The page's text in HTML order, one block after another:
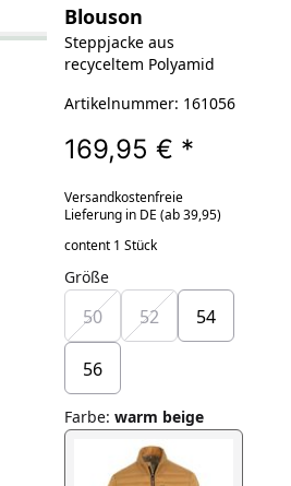
Blouson
Steppjacke aus
recyceltem Polyamid
Artikelnummer: 161056
169,95 € *
Versandkostenfreie
Lieferung in DE (ab 39,95)
content 1 Stück
Größe
50 52 54
56
Farbe: warm beige